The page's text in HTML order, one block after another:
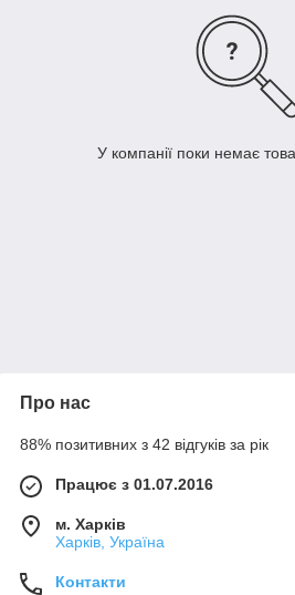
У компанії поки немає
Про нас
88% позитивних з 42 відгуків за рік
Працює з 01.07.2016
м. Харків
Харків, Україна
Контакти